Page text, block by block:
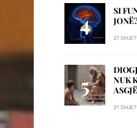
SI
21
NUK
21